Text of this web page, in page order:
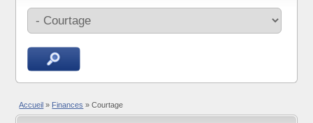
Accueil » Finances » Courtage